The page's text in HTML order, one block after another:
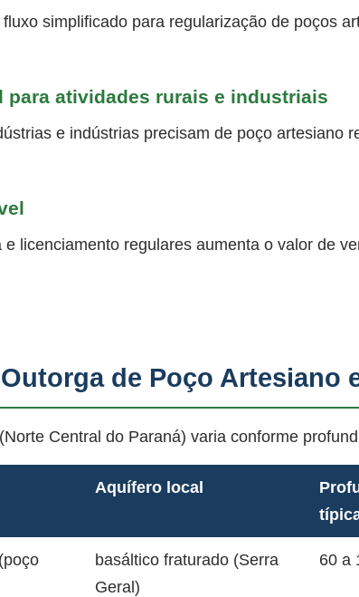
simplificado para regularização de poços
para atividades rurais e industriais
e indústrias precisam de poço artesiano
licenciamento regulares aumenta o valor de
de Poço Artesiano
Central do Paraná) varia conforme
Aquífero local
basáltico fraturado (Serra
Geral)
60 a